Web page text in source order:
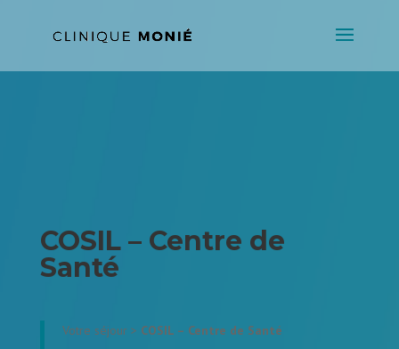
COSIL – Centre de
Santé
Votre séjour > COSIL – Centre de Santé